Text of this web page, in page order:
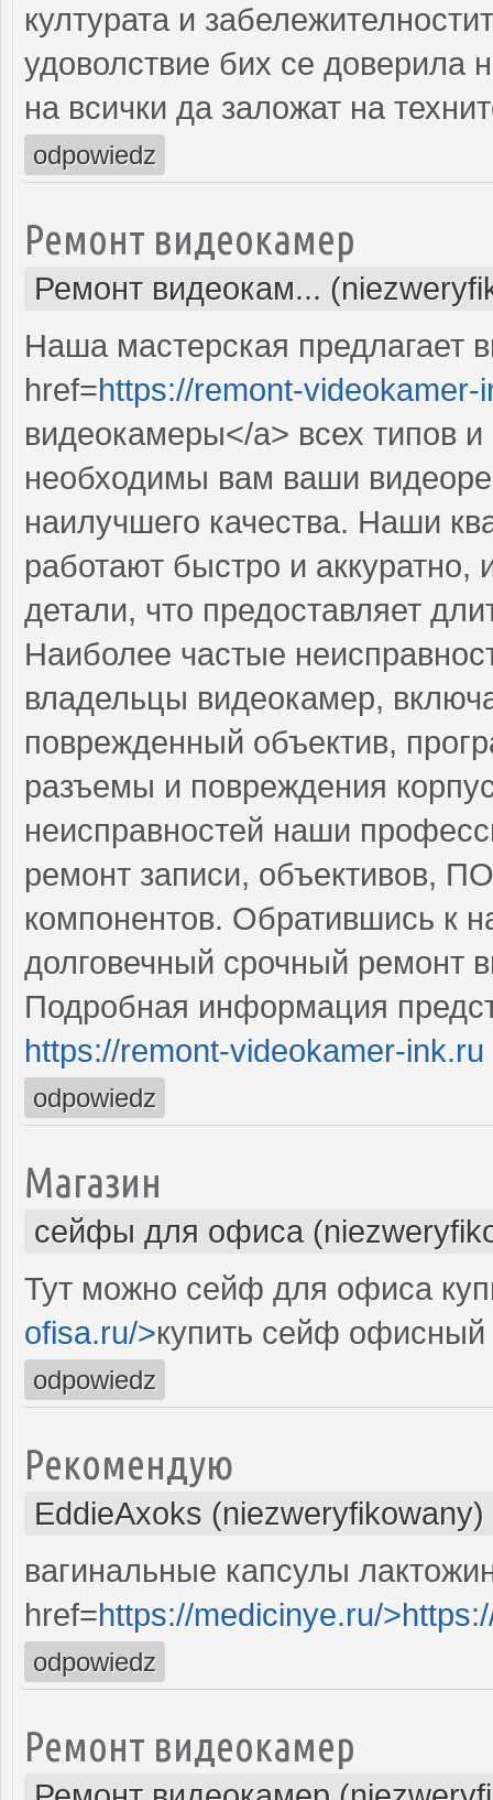
културата и
удоволствие бих се доверила
на всички да заложат на
odpowiedz
Ремонт видеокамер
Ремонт видеокам...
Наша мастерская предлагает
href=https://remont-videokamer-
видеокамеры</a> всех типов
необходимы вам ваши
наилучшего качества. Наши
работают быстро и аккуратно,
детали, что предоставляет
Наиболее частые
владельцы видеокамер,
поврежденный объектив,
разъемы и повреждения
неисправностей наши
ремонт записи, объективов,
компонентов. Обратившись к
долговечный срочный ремонт
Подробная информация
https://remont-videokamer-ink.ru
odpowiedz
Магазин
сейфы для офиса
Тут можно сейф для офиса
ofisa.ru/>купить сейф
odpowiedz
Рекомендую
EddieAxoks (niezweryfikowany)
вагинальные капсулы
href=https://medicinye.ru/
odpowiedz
Ремонт видеокамер